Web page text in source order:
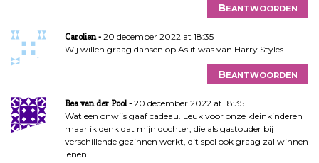
Beantwoorden
Carolien
20 december 2022 at 18:35
Wij willen graag dansen op As it was van Harry Styles
Beantwoorden
Bea van der Pool
20 december 2022 at 18:35
Wat een onwijs gaaf cadeau. Leuk voor onze kleinkinderen
maar ik denk dat mijn dochter, die als gastouder bij
verschillende gezinnen werkt, dit spel ook graag zal winnen
lenen!